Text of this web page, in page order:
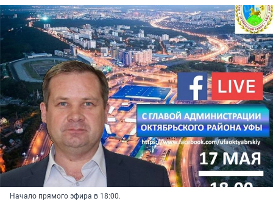
Начало прямого эфира в 18:00.